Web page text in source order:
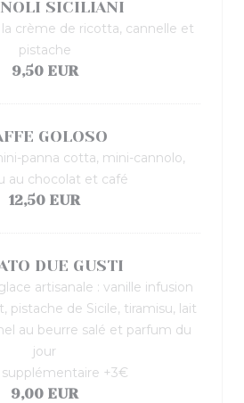
SICILIANI
crème de ricotta, cannelle et
pistache
9,50 EUR
GOLOSO
panna cotta, mini-cannolo,
au chocolat et café
12,50 EUR
DUE GUSTI
artisanale : vanille infusion
pistache de Sicile, tiramisu, lait
au beurre salé et parfum du
jour
supplémentaire +3€
9,00 EUR